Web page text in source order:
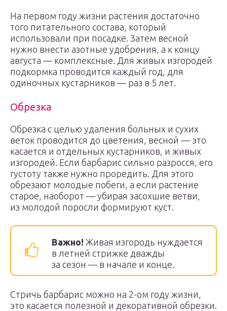
На первом году жизни растения достаточно
того питательного состава, который
использовали при посадке. Затем весной
нужно внести азотные удобрения, а к концу
августа — комплексные. Для живых изгородей
подкормка проводится каждый год, для
одиночных кустарников — раз в 5 лет.
Обрезка
Обрезка с целью удаления больных и сухих
веток проводится до цветения, весной — это
касается и отдельных кустарников, и живых
изгородей. Если барбарис сильно разросся, его
густоту также нужно проредить. Для этого
обрезают молодые побеги, а если растение
старое, наоборот — убирая засохшие ветви,
из молодой поросли формируют куст.
Важно! Живая изгородь нуждается
в летней стрижке дважды
за сезон — в начале и конце.
Стричь барбарис можно на 2-ом году жизни,
это касается полезной и декоративной обрезки.